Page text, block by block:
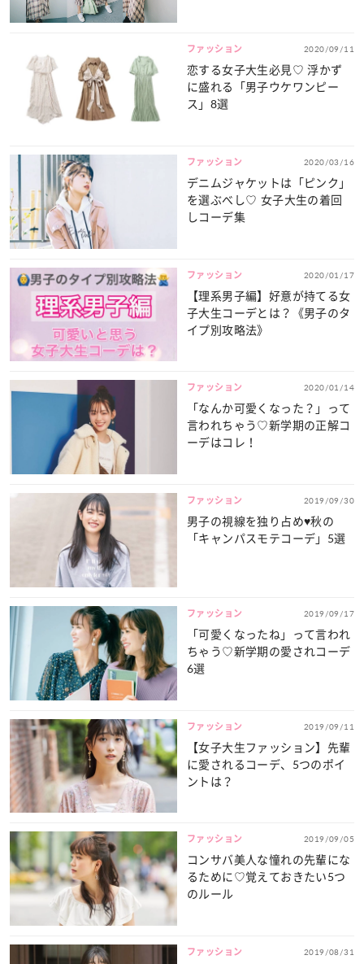
ファッション 2020/09/11
恋する女子大生必見♡ 浮かず
に盛れる「男子ウケワンピー
ス」8選
ファッション 2020/03/16
デニムジャケットは「ピンク」
を選ぶべし♡ 女子大生の着回
しコーデ集
ファッション 2020/01/17
【理系男子編】好意が持てる女
子大生コーデとは？《男子のタ
イプ別攻略法》
ファッション 2020/01/14
「なんか可愛くなった？」って
言われちゃう♡新学期の正解コ
ーデはコレ！
ファッション 2019/09/30
男子の視線を独り占め♥秋の
「キャンパスモテコーデ」5選
ファッション 2019/09/17
「可愛くなったね」って言われ
ちゃう♡新学期の愛されコーデ
6選
ファッション 2019/09/11
【女子大生ファッション】先輩
に愛されるコーデ、5つのポイ
ントは？
ファッション 2019/09/05
コンサバ美人な憧れの先輩にな
るために♡覚えておきたい5つ
のルール
ファッション 2019/08/31